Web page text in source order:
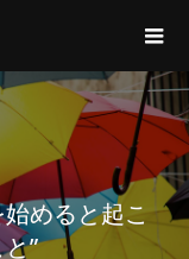
めると起こ
”